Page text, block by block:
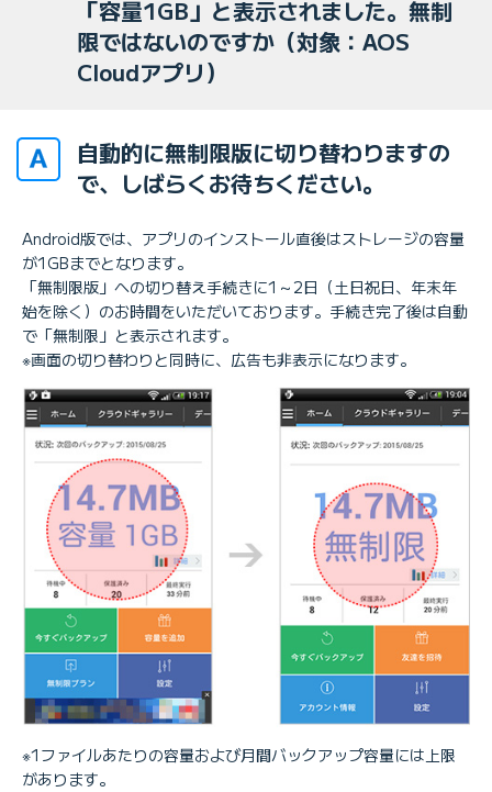
「容量1GB」と表示されました。無制
限ではないのですか（対象：AOS
Cloudアプリ）
自動的に無制限版に切り替わりますの
で、しばらくお待ちください。
Android版では、アプリのインストール直後はストレージの容量
が1GBまでとなります。
「無制限版」への切り替え手続きに1～2日（土日祝日、年末年
始を除く）のお時間をいただいております。手続き完了後は自動
で「無制限」と表示されます。
※画面の切り替わりと同時に、広告も非表示になります。
※1ファイルあたりの容量および月間バックアップ容量には上限
があります。